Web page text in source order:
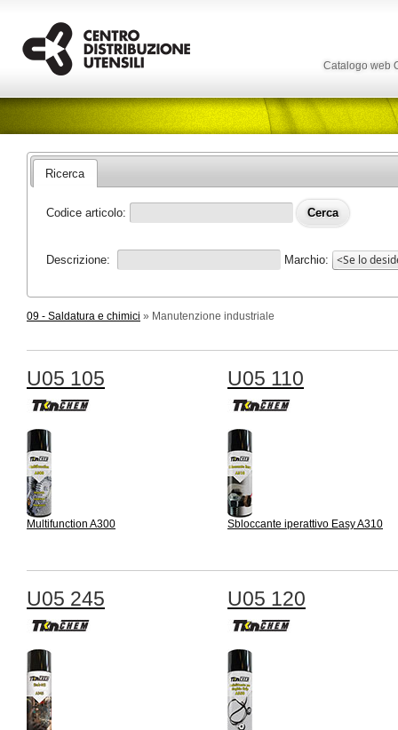
Catalogo web
Ricerca
Codice articolo:
Descrizione: Marchio:
09 - Saldatura e chimici » Manutenzione industriale
U05 105
Multifunction A300
U05 110
Sbloccante iperattivo Easy A310
U05 245 U05 120